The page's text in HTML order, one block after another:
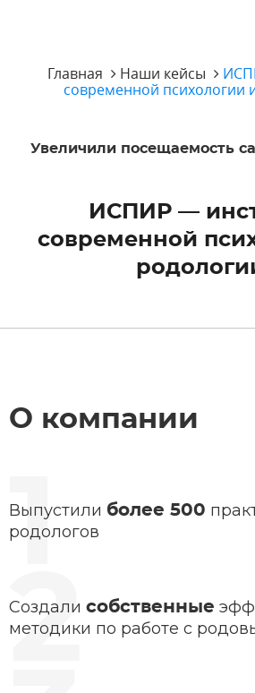
Главная Наши кейсы
современной психологии
Увеличили посещаемость
ИСПИР —
современной
О компании
Выпустили более 500
родологов
Создали собственные
методики по работе с